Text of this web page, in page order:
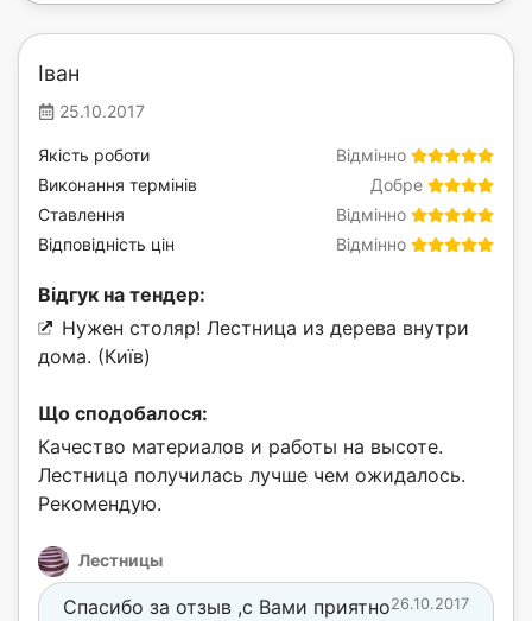
Іван
25.10.2017
Відмінно
Якість роботи
Добре
Виконання термінів
Відмінно
Ставлення
Відмінно
Відповідність цін
Відгук на тендер:
Нужен столяр! Лестница из дерева внутри
дома. (Київ)
Що сподобалося:
Качество материалов и работы на высоте.
Лестница получилась лучше чем ожидалось.
Рекомендую.
Лестницы
26.10.2017
Спасибо за отзыв ,с Вами приятно